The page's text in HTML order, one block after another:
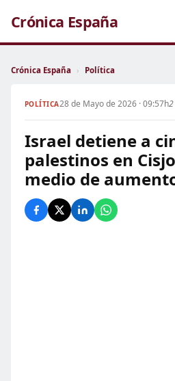
Crónica España
Crónica España › Política
POLÍTICA28 de Mayo de 2026 · 09:57h
Israel detiene a
palestinos en
medio de